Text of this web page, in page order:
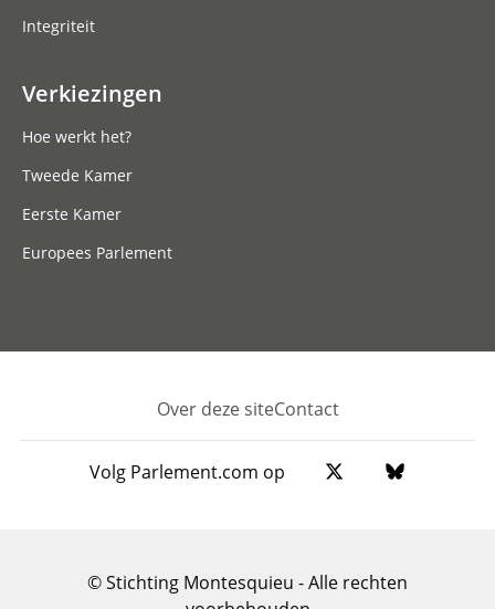
Integriteit
Verkiezingen
Hoe werkt het?
Tweede Kamer
Eerste Kamer
Europees Parlement
Footer
Over deze siteContact
Volg Parlement.com op
© Stichting Montesquieu - Alle rechten